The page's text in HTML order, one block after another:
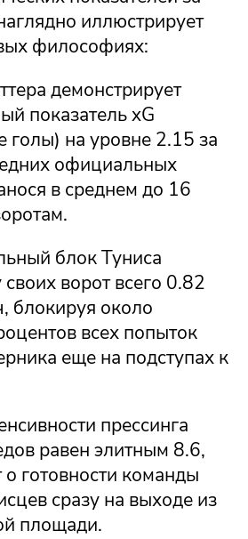
иллюстрирует
философиях:
демонстрирует
показатель xG
голы) на уровне 2.15 за
официальных
в среднем до 16
блок Туниса
своих ворот всего 0.82
блокируя около
всех попыток
еще на подступах к
прессинга
равен элитным 8.6,
о готовности команды
сразу на выходе из
площади.